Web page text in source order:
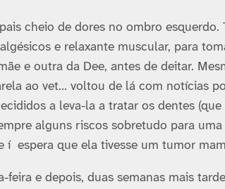
cheio de dores no ombro esquerdo.
e relaxante muscular, para
e outra da Dee, antes de deitar.
ao vet… voltou de lá com notí­cias
a leva-la a tratar os dentes
alguns riscos sobretudo para
í espera que ela tivesse um tumor
feira e depois, duas semanas mais